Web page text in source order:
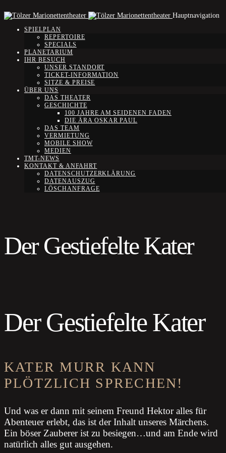
Hauptnavigation
SPIELPLAN
REPERTOIRE
SPECIALS
PLANETARIUM
IHR BESUCH
UNSER STANDORT
TICKET-INFORMATION
SITZE & PREISE
ÜBER UNS
DAS THEATER
GESCHICHTE
100 JAHRE AM SEIDENEN FADEN
DIE ÄRA OSKAR PAUL
DAS TEAM
VERMIETUNG
MOBILE SHOW
MEDIEN
TMT-NEWS
KONTAKT & ANFAHRT
DATENSCHUTZERKLÄRUNG
DATENAUSZUG
LÖSCHANFRAGE
Der Gestiefelte Kater
Der Gestiefelte Kater
KATER MURR KANN
PLÖTZLICH SPRECHEN!
Und was er dann mit seinem Freund Hektor alles für
Abenteuer erlebt, das ist der Inhalt unseres Märchens.
Ein böser Zauberer ist zu besiegen…und am Ende wird
natürlich alles gut ausgehen.